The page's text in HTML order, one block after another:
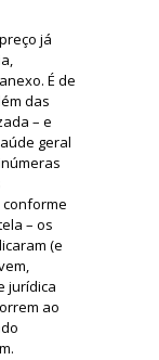
já
É de
das
– e
geral
conforme
– os
(e
jurídica
ao